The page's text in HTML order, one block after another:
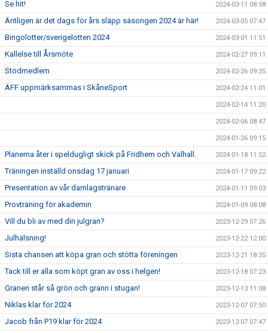
Se hit! 2024-03-11 08:58
Äntligen är det dags för års släpp säsongen 2024 är här! 2024-03-05 07:47
Bingolotter/sverigelotten 2024 2024-03-01 11:51
Kallelse till Årsmöte 2024-02-27 09:11
Stödmedlem 2024-02-26 09:35
ÄFF uppmärksammas i SkåneSport 2024-02-24 11:01
2024-02-14 11:20
2024-02-06 08:47
2024-01-26 09:15
Planerna åter i speldugligt skick på Fridhem och Valhall. 2024-01-18 11:52
Träningen inställd onsdag 17 januari 2024-01-17 09:22
Presentation av vår damlagstränare 2024-01-11 09:03
Provträning för akademin 2024-01-09 08:08
Vill du bli av med din julgran? 2023-12-29 07:26
Julhälsning! 2023-12-22 12:00
Sista chansen att köpa gran och stötta föreningen 2023-12-21 18:35
Tack till er alla som köpt gran av oss i helgen! 2023-12-18 07:23
Granen står så grön och grann i stugan! 2023-12-13 11:08
Niklas klar för 2024 2023-12-07 07:50
Jacob från P19 klar för 2024 2023-12-07 07:47